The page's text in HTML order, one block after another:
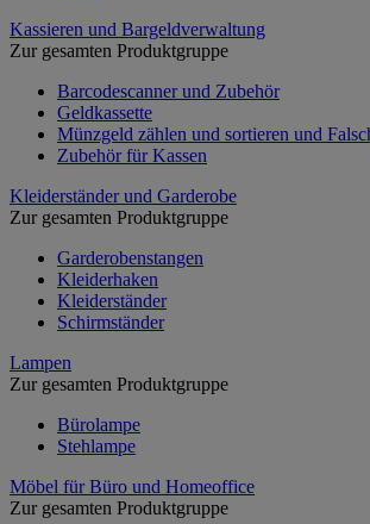
Kassieren und Bargeldverwaltung
Zur gesamten Produktgruppe
Barcodescanner und Zubehör
Geldkassette
Münzgeld zählen und sortieren und
Zubehör für Kassen
Kleiderständer und Garderobe
Zur gesamten Produktgruppe
Garderobenstangen
Kleiderhaken
Kleiderständer
Schirmständer
Lampen
Zur gesamten Produktgruppe
Bürolampe
Stehlampe
Möbel für Büro und Homeoffice
Zur gesamten Produktgruppe